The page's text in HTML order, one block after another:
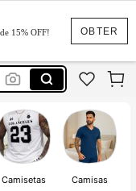
OBTER
15% OFF!
Camisetas Camisas